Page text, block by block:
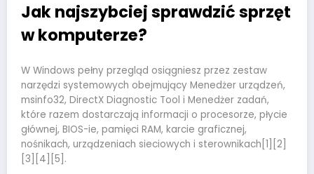
Jak najszybciej sprawdzić sprzęt
w komputerze?
W Windows pełny przegląd osiągniesz przez zestaw
narzędzi systemowych obejmujący Menedżer urządzeń,
msinfo32, DirectX Diagnostic Tool i Menedżer zadań,
które razem dostarczają informacji o procesorze, płycie
głównej, BIOS-ie, pamięci RAM, karcie graficznej,
nośnikach, urządzeniach sieciowych i sterownikach[1][2]
[3][4][5].